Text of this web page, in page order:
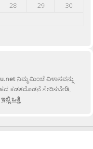
28 29
30
ನಿಮ್ಮ ಮಿಂಚೆ ವಿಳಾಸವನ್ನು
ಕಡತದೊಡನೆ ಸೇರಿಸಬೇಡಿ,
ಇಲ್ಲಿ ಒತ್ತಿ.